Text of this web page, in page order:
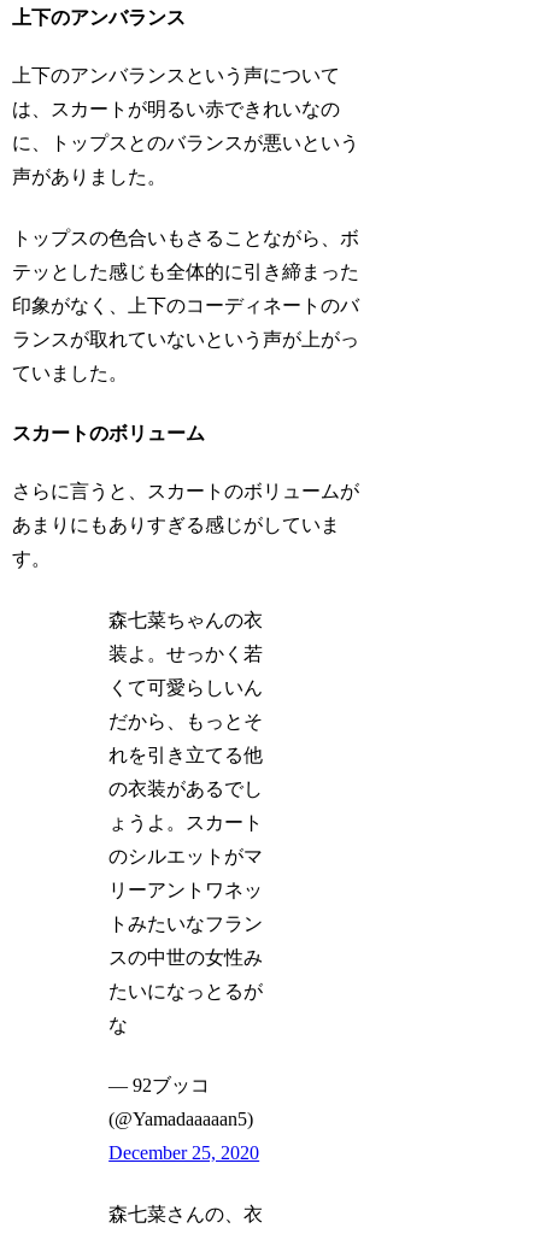
上下のアンバランス
上下のアンバランスという声について
は、スカートが明るい赤できれいなの
に、トップスとのバランスが悪いという
声がありました。
トップスの色合いもさることながら、ボ
テッとした感じも全体的に引き締まった
印象がなく、上下のコーディネートのバ
ランスが取れていないという声が上がっ
ていました。
スカートのボリューム
さらに言うと、スカートのボリュームが
あまりにもありすぎる感じがしていま
す。
森七菜ちゃんの衣
装よ。せっかく若
くて可愛らしいん
だから、もっとそ
れを引き立てる他
の衣装があるでし
ょうよ。スカート
のシルエットがマ
リーアントワネッ
トみたいなフラン
スの中世の女性み
たいになっとるが
な
— 92ブッコ
(@Yamadaaaaan5)
December 25, 2020
森七菜さんの、衣